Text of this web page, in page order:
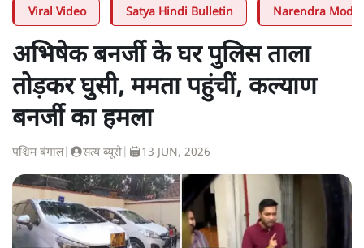
Viral Video Satya Hindi Bulletin Narendra Modi
अभिषेक बनर्जी के घर पुलिस ताला
तोड़कर घुसी, ममता पहुंचीं, कल्याण
बनर्जी का हमला
पश्चिम बंगाल| सत्य ब्यूरो 13 JUN, 2026